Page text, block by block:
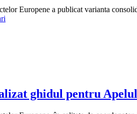
Europene a publicat varianta
ghidul pentru